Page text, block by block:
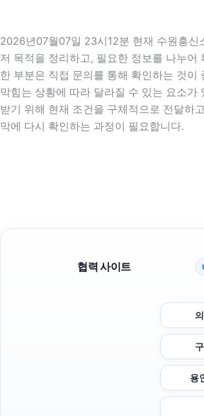
2026년07월07일 23시12분 현재 수원흥신
저 목적을 정리하고, 필요한 정보를 나누어
한 부분은 직접 문의를 통해 확인하는 것이
막힘는 상황에 따라 달라질 수 있는 요소가
받기 위해 현재 조건을 구체적으로 전달하
막에 다시 확인하는 과정이 필요합니다.
협력 사이트
용